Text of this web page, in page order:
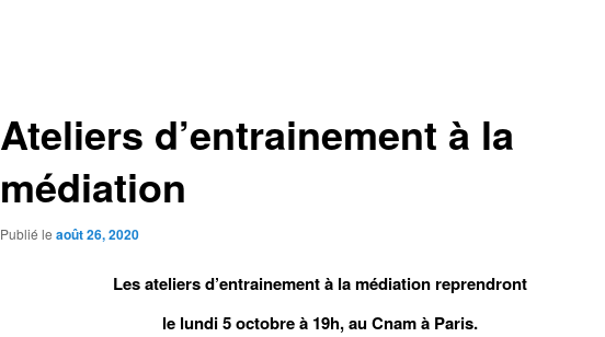
Ateliers d’entrainement à la
médiation
Publié le août 26, 2020
Les ateliers d’entrainement à la médiation reprendront
le lundi 5 octobre à 19h, au Cnam à Paris.